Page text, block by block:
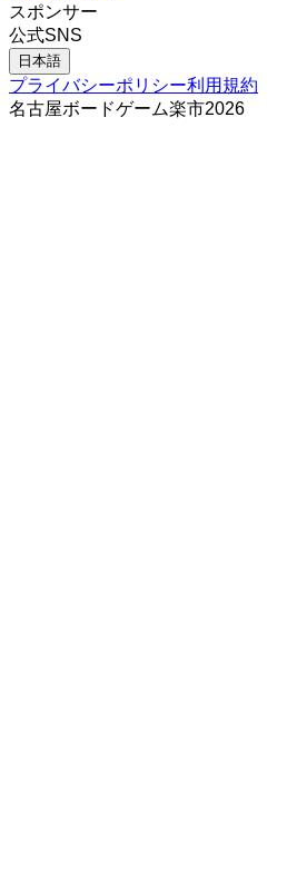
スポンサー
公式SNS
日本語
プライバシーポリシー利用規約
名古屋ボードゲーム楽市2026